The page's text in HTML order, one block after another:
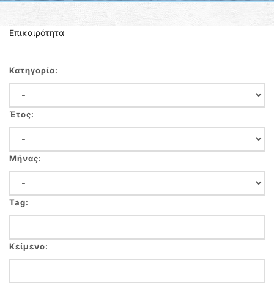
Επικαιρότητα
Κατηγορία:
Έτος:
Μήνας:
Tag:
Κείμενο: